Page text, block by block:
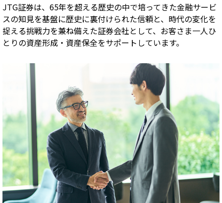
JTG証券は、65年を超える歴史の中で培ってきた金融サービ
スの知見を基盤に歴史に裏付けられた信頼と、時代の変化を
捉える挑戦力を兼ね備えた証券会社として、お客さま一人ひ
とりの資産形成・資産保全をサポートしています。